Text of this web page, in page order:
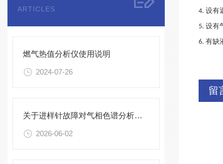
ARTICLES
燃气热值分析仪使用说明
2024-07-26
关于进样针故障对气相色谱分析的影响
2026-06-02
4.设有
5.设有
6.有缺
留